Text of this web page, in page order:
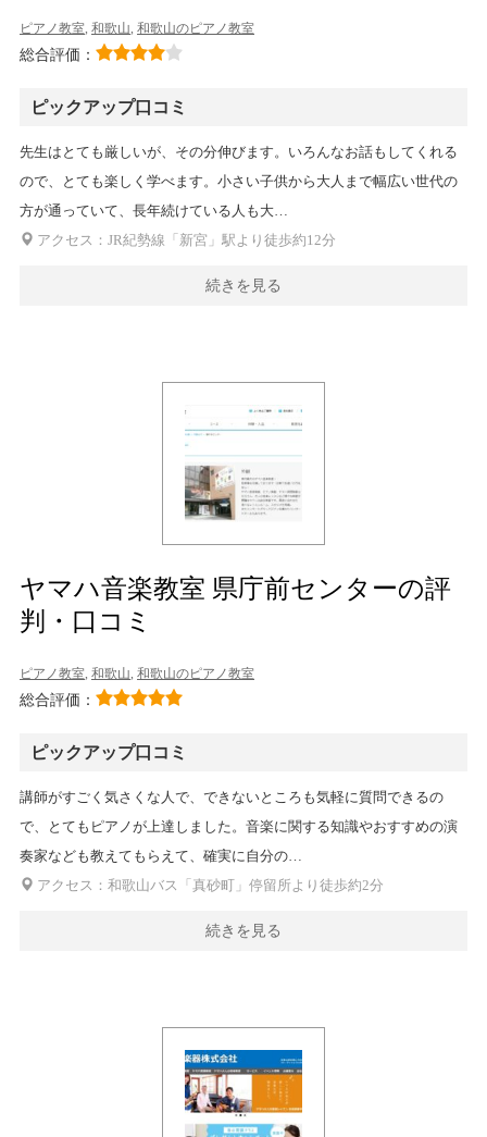
ピアノ教室, 和歌山, 和歌山のピアノ教室
総合評価：
ピックアップ口コミ
先生はとても厳しいが、その分伸びます。いろんなお話もしてくれる
ので、とても楽しく学べます。小さい子供から大人まで幅広い世代の
方が通っていて、長年続けている人も大…
アクセス：JR紀勢線「新宮」駅より徒歩約12分
続きを見る
ヤマハ音楽教室 県庁前センターの評
判・口コミ
ピアノ教室, 和歌山, 和歌山のピアノ教室
総合評価：
ピックアップ口コミ
講師がすごく気さくな人で、できないところも気軽に質問できるの
で、とてもピアノが上達しました。音楽に関する知識やおすすめの演
奏家なども教えてもらえて、確実に自分の…
アクセス：和歌山バス「真砂町」停留所より徒歩約2分
続きを見る